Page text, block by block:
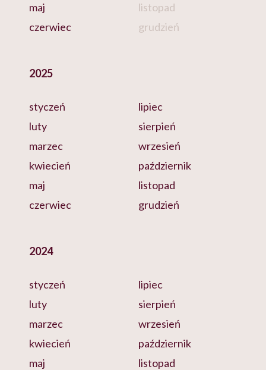
maj
czerwiec
listopad
grudzień
2025
styczeń
luty
marzec
kwiecień
maj
czerwiec
lipiec
sierpień
wrzesień
październik
listopad
grudzień
2024
styczeń
luty
marzec
kwiecień
maj
lipiec
sierpień
wrzesień
październik
listopad